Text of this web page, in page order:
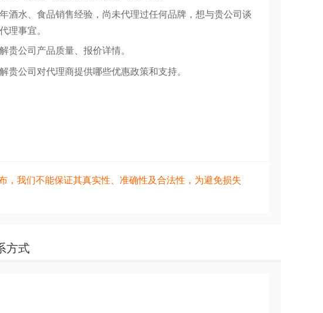
酒水、食品销售经验，尚未代理过任何品牌，想与贵公司谈
理事宜。
贵公司产品质量、报价详情。
贵公司对代理商提供哪些优惠政策和支持。
我们不能保证其真实性、准确性及合法性，为避免损失
方式